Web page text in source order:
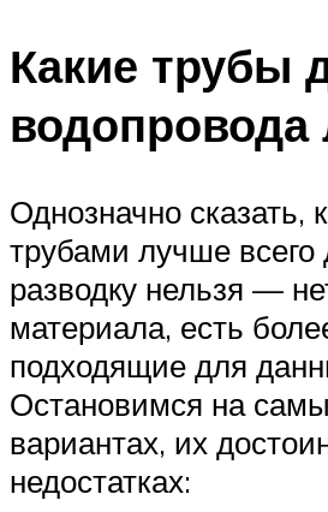
Какие трубы
водопровода
Однозначно сказать,
трубами лучше всего
разводку нельзя —
материала, есть
подходящие для
Остановимся на
вариантах, их
недостатках: